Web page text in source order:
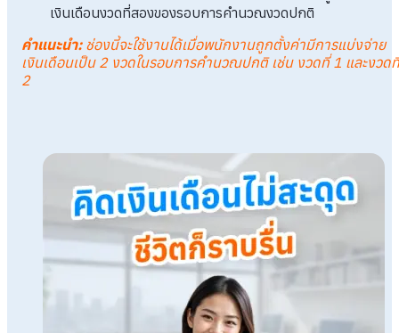
เงินเดือนงวดที่สองของรอบการคำนวณงวดปกติ
คำแนะนำ: ช่องนี้จะใช้งานได้เมื่อพนักงานถูกตั้งค่ามีการแบ่งจ่าย
เงินเดือนเป็น 2 งวดในรอบการคำนวณปกติ เช่น งวดที่ 1 และงวดที่
2